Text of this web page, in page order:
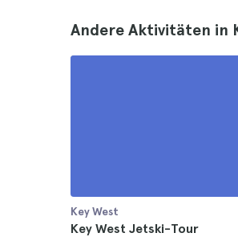
Andere Aktivitäten in
Key West
Key West Jetski-Tour